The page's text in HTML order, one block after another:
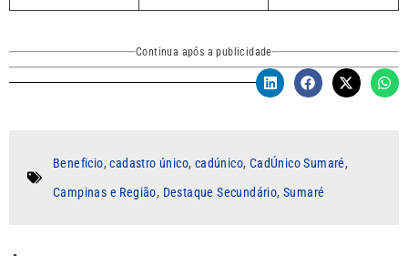
Continua após a publicidade
Beneficio,cadastro único, cadúnico, CadÚnico Sumaré,
Campinas e Região, Destaque Secundário,Sumaré